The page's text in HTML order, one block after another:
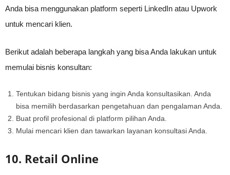
Anda bisa menggunakan platform seperti LinkedIn atau Upwork
untuk mencari klien.
Berikut adalah beberapa langkah yang bisa Anda lakukan untuk
memulai bisnis konsultan:
Tentukan bidang bisnis yang ingin Anda konsultasikan. Anda
bisa memilih berdasarkan pengetahuan dan pengalaman Anda.
Buat profil profesional di platform pilihan Anda.
Mulai mencari klien dan tawarkan layanan konsultasi Anda.
10. Retail Online